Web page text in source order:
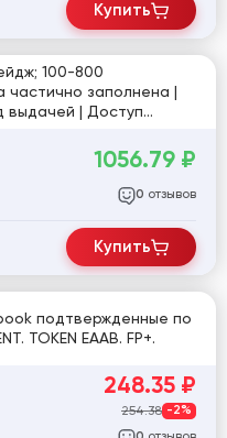
Купить
100-800
частично заполнена |
выдачей | Доступ
1056.79 ₽
0 отзывов
Купить
подтвержденные по
TOKEN EAAB. FP+.
248.35 ₽
254.38 -2%